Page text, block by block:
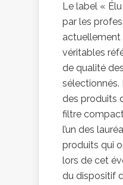
Le label «
par les
actuellement
véritables
de qualité
sélectionnés.
des produits
filtre
l’un des
produits qui
lors de cet
du dispositif